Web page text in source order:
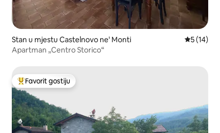
Stan u mjestu Castelnovo ne' Monti prosječna
5 (14)
Apartman „Centro Storico“
Glavni favorit gostiju
Favorit gostiju